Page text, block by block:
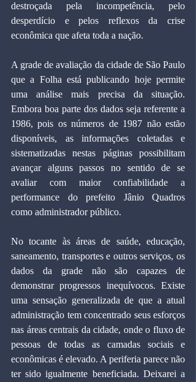
destroçada pela incompetência, pelo
desperdício e pelos reflexos da crise
econômica que afeta toda a nação.
A grade de avaliação da cidade de São Paulo
que a Folha está publicando hoje permite
uma análise mais precisa da situação.
Embora boa parte dos dados seja referente a
1986, pois os números de 1987 não estão
disponíveis, as informações coletadas e
sistematizadas nestas páginas possibilitam
avançar alguns passos no sentido de se
avaliar com maior confiabilidade a
performance do prefeito Jânio Quadros
como administrador público.
No tocante às áreas de saúde, educação,
saneamento, transportes e outros serviços, os
dados da grade não são capazes de
demonstrar progressos inequívocos. Existe
uma sensação generalizada de que a atual
administração tem concentrado seus esforços
nas áreas centrais da cidade, onde o fluxo de
pessoas de todas as camadas sociais e
econômicas é elevado. A periferia parece não
ter sido igualmente beneficiada. Deixarei a